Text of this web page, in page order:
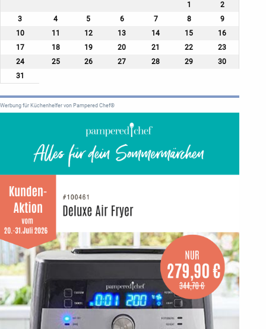
1
2
3
4 5 6 7 8
9
10
11 12 13 14 15
16
17
18 19 20 21 22
23
24
25 26 27 28 29
30
31
Werbung für Küchenhelfer von Pampered Chef®